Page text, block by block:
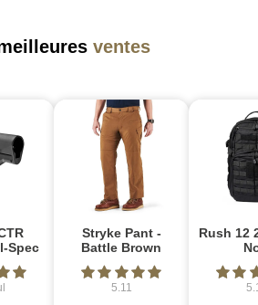
ventes
Spec
Stryke Pant -
Battle Brown
5.11
Rush 12